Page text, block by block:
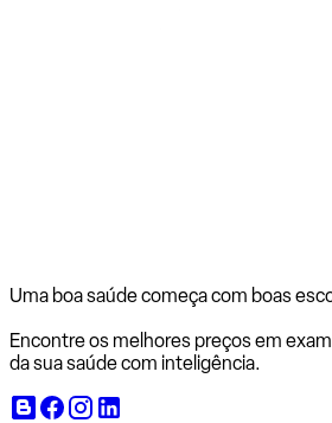
Uma boa saúde começa com boas
Encontre os melhores preços em
da sua saúde com inteligência.